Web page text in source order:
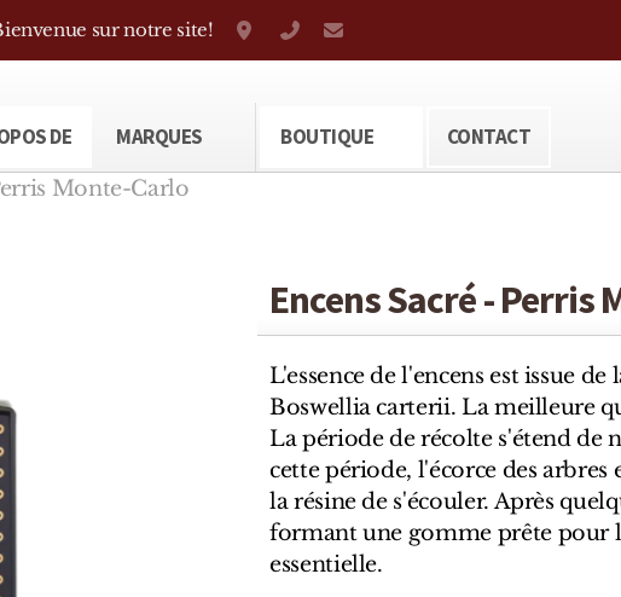
sur notre site! Grand-Rue 38, Genève
+41 22 310 38 75
DE MARQUES BOUTIQUE CONTACT
Monte-Carlo
Encens Sacré - Perris
L'essence de l'encens est issue
Boswellia carterii. La meilleure
La période de récolte s'étend de
cette période, l'écorce des
la résine de s'écouler. Après
formant une gomme prête pour
essentielle.